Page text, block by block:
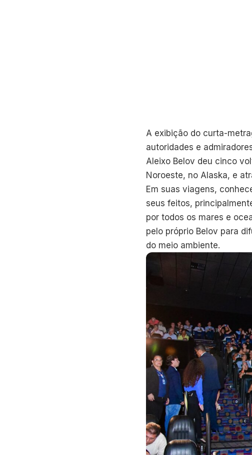
A exibição do curta-
autoridades e
Aleixo Belov deu cinco
Noroeste, no Alaska, e
Em suas viagens,
seus feitos,
por todos os mares e
pelo próprio Belov para
do meio ambiente.